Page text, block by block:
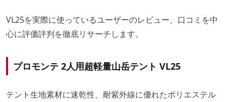
VL25を実際に使っているユーザーのレビュー、口コミを中
心に評価評判を徹底リサーチします。
プロモンテ 2人用超軽量山岳テント VL25
テント生地素材に速乾性、耐紫外線に優れたポリエステル